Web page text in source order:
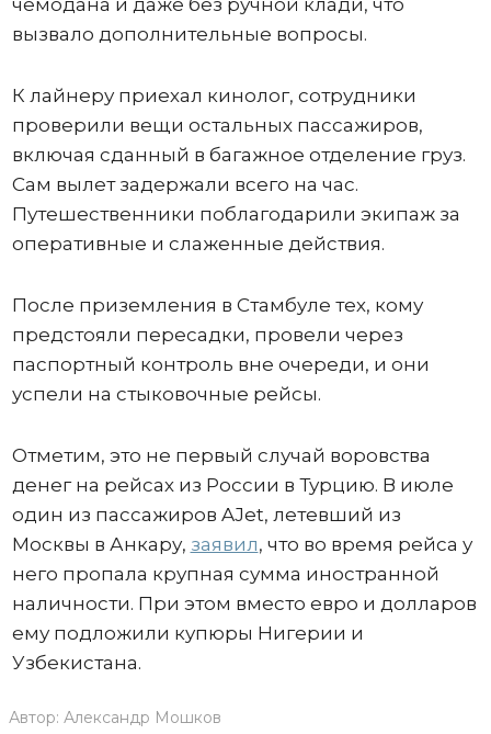
чемодана и даже без ручной клади, что
вызвало дополнительные вопросы.
К лайнеру приехал кинолог, сотрудники
проверили вещи остальных пассажиров,
включая сданный в багажное отделение груз.
Сам вылет задержали всего на час.
Путешественники поблагодарили экипаж за
оперативные и слаженные действия.
После приземления в Стамбуле тех, кому
предстояли пересадки, провели через
паспортный контроль вне очереди, и они
успели на стыковочные рейсы.
Отметим, это не первый случай воровства
денег на рейсах из России в Турцию. В июле
один из пассажиров AJet, летевший из
Москвы в Анкару, заявил, что во время рейса у
него пропала крупная сумма иностранной
наличности. При этом вместо евро и долларов
ему подложили купюры Нигерии и
Узбекистана.
Автор: Александр Мошков